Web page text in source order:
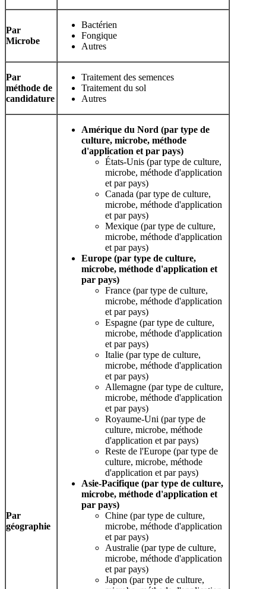
Par
Microbe
Bactérien
Fongique
Autres
Par
méthode de
candidature
Traitement des semences
Traitement du sol
Autres
Par
géographie
Amérique du Nord (par type de
culture, microbe, méthode
d'application et par pays)
États-Unis (par type de culture,
microbe, méthode d'application
et par pays)
Canada (par type de culture,
microbe, méthode d'application
et par pays)
Mexique (par type de culture,
microbe, méthode d'application
et par pays)
Europe (par type de culture,
microbe, méthode d'application et
par pays)
France (par type de culture,
microbe, méthode d'application
et par pays)
Espagne (par type de culture,
microbe, méthode d'application
et par pays)
Italie (par type de culture,
microbe, méthode d'application
et par pays)
Allemagne (par type de culture,
microbe, méthode d'application
et par pays)
Royaume-Uni (par type de
culture, microbe, méthode
d'application et par pays)
Reste de l'Europe (par type de
culture, microbe, méthode
d'application et par pays)
Asie-Pacifique (par type de culture,
microbe, méthode d'application et
par pays)
Chine (par type de culture,
microbe, méthode d'application
et par pays)
Australie (par type de culture,
microbe, méthode d'application
et par pays)
Japon (par type de culture,